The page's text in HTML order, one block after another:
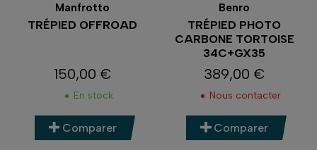
Manfrotto
TRÉPIED OFFROAD
Prix
150,00 €
En stock
Comparer
Benro
TRÉPIED PHOTO
CARBONE TORTOISE
34C+GX35
Prix
389,00 €
Nous contacter
Comparer